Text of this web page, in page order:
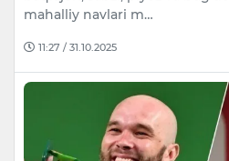
mahalliy navlari m…
11:27 / 31.10.2025